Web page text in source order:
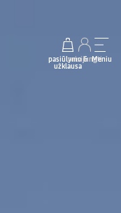
pasiūlymo &
užklausa
prisijungtiMeniu